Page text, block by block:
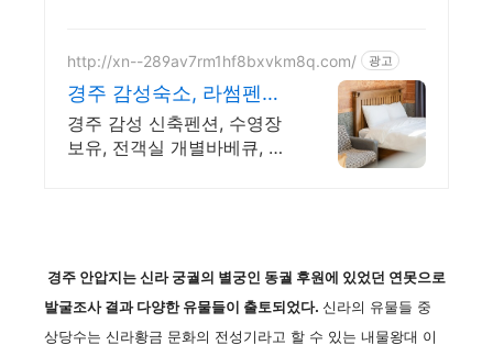
http://xn--289av7rm1hf8bxvkm8q.com/ 광고
경주 감성숙소, 라썸펜션
수영장 바베큐 스파펜션
경주 감성 신축펜션, 수영장
보유, 전객실 개별바베큐, 월
경주 안압지는 신라 궁궐의 별궁인 동궐 후원에 있었던 연못으로
발굴조사 결과 다양한 유물들이 출토되었다. 신라의 유물들 중
상당수는 신라황금 문화의 전성기라고 할 수 있는 내물왕대 이